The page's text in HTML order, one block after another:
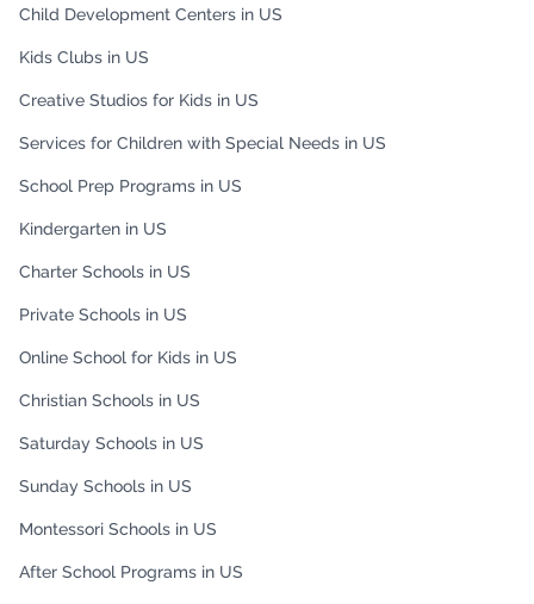
Child Development Centers in US
Kids Clubs in US
Creative Studios for Kids in US
Services for Children with Special Needs in US
School Prep Programs in US
Kindergarten in US
Charter Schools in US
Private Schools in US
Online School for Kids in US
Christian Schools in US
Saturday Schools in US
Sunday Schools in US
Montessori Schools in US
After School Programs in US